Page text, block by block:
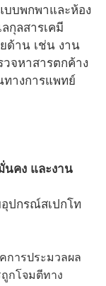
บบพกพาและห้อง
กุลสารเคมี
ด้าน เช่น งาน
จหาสารตกค้าง
ทางการแพทย์
นคง และงาน
ปกรณ์สเปกโท
การประมวลผล
กโจมตีทาง